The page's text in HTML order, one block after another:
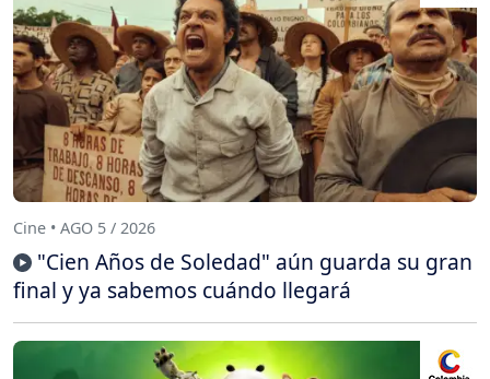
Cine • AGO 5 / 2026
"Cien Años de Soledad" aún guarda su gran
final y ya sabemos cuándo llegará